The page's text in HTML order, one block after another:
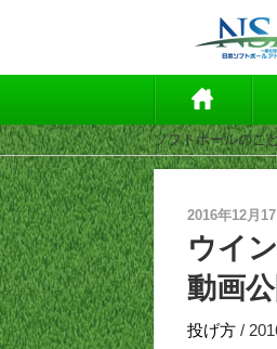
ソフトボールのこ
2016年12月17
ウイ
動画
投げ方 /